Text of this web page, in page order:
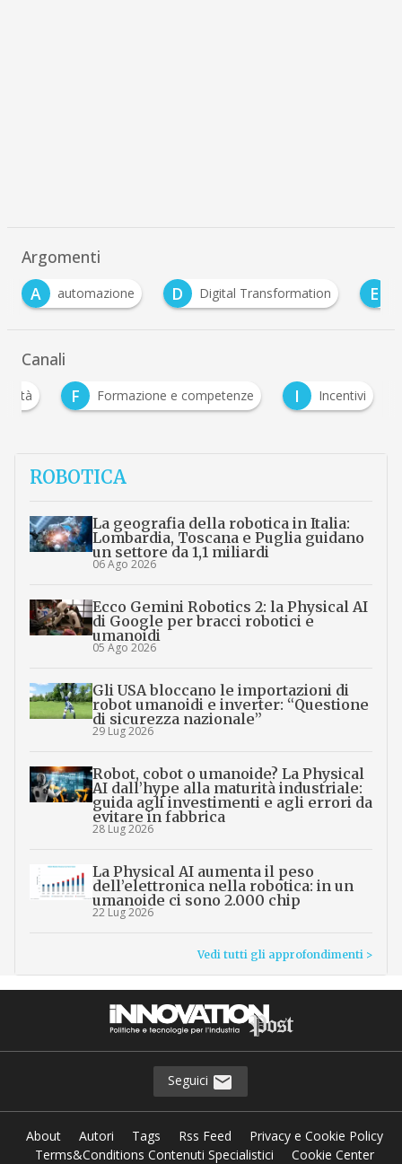
Argomenti
A
automazione D Digital Transformation E
Canali
F Formazione e competenze I Incentivi
ROBOTICA
La geografia della robotica in Italia:
Lombardia, Toscana e Puglia guidano
un settore da 1,1 miliardi
06 Ago 2026
Ecco Gemini Robotics 2: la Physical AI
di Google per bracci robotici e
umanoidi
05 Ago 2026
Gli USA bloccano le importazioni di
robot umanoidi e inverter: “Questione
di sicurezza nazionale”
29 Lug 2026
Robot, cobot o umanoide? La Physical
AI dall’hype alla maturità industriale:
guida agli investimenti e agli errori da
evitare in fabbrica
28 Lug 2026
La Physical AI aumenta il peso
dell’elettronica nella robotica: in un
umanoide ci sono 2.000 chip
22 Lug 2026
Vedi tutti gli approfondimenti >
Seguici
About Autori Tags Rss Feed
Privacy e Cookie Policy
Terms&Conditions Contenuti Specialistici
Cookie Center